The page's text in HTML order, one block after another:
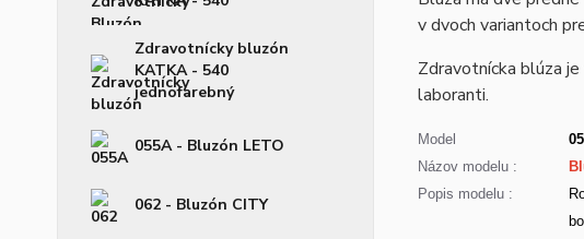
Zdravotnícky bluzón
KATKA - 540
jednofarebný
055A - Bluzón LETO
062 - Bluzón CITY
v dvoch variantoch
Zdravotnícka blúza
laboranti.
Model
Názov modelu :
Popis modelu :